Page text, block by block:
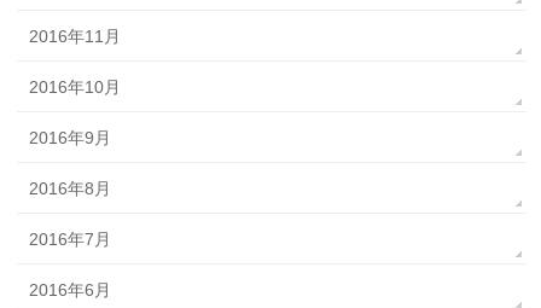
2016年11月
2016年10月
2016年9月
2016年8月
2016年7月
2016年6月